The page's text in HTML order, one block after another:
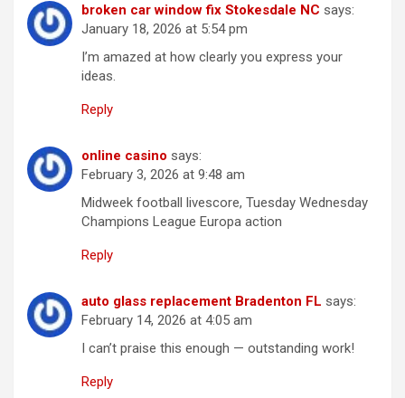
broken car window fix Stokesdale NC says:
January 18, 2026 at 5:54 pm
I’m amazed at how clearly you express your
ideas.
Reply
online casino says:
February 3, 2026 at 9:48 am
Midweek football livescore, Tuesday Wednesday
Champions League Europa action
Reply
auto glass replacement Bradenton FL says:
February 14, 2026 at 4:05 am
I can’t praise this enough — outstanding work!
Reply